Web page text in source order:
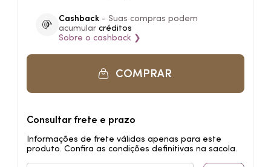
Cashback - Suas compras podem
acumular créditos
Sobre o cashback ❯
COMPRAR
Consultar frete e prazo
Informações de frete válidas apenas para este
produto. Confira as condições definitivas na sacola.